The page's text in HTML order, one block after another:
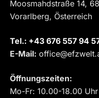
Moosmahdstraße 14,
Vorarlberg, Österreich
Tel.: ‎+43 676 557 94
E-Mail:
Öffnungszeiten:
Mo-Fr: 10.00-18.00 Uhr